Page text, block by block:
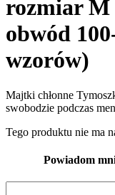
rozmiar
obwód
wzorów)
Majtki chłonne
swobodzie podczas
Tego produktu nie ma
Powiadom